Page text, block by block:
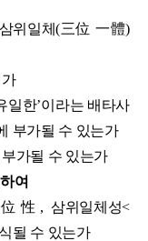
위일체(三位 一體)
일한’이라는 배타사
부가될 수 있는가
가될 수 있는가
여
性, 삼위일체성<
될 수 있는가